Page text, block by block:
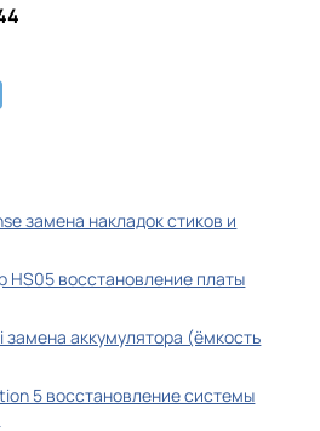
замена накладок стиков и
HS05 восстановление платы
замена аккумулятора (ёмкость
5 восстановление системы